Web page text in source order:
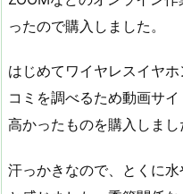
ったので購入しました。
はじめてワイヤレスイヤ
コミを調べるため動画サ
高かったものを購入しまし
汗っかきなので、とくに